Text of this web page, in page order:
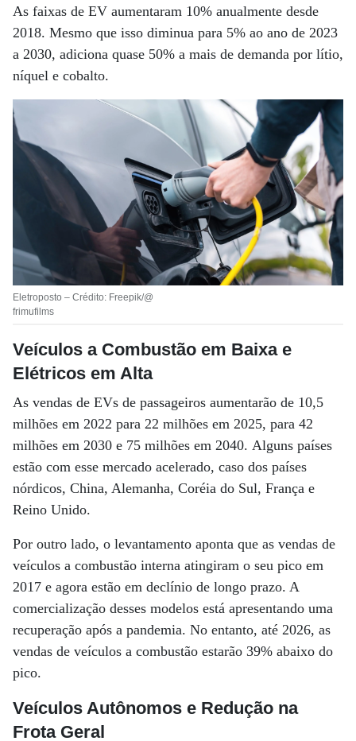
As faixas de EV aumentaram 10% anualmente desde
2018. Mesmo que isso diminua para 5% ao ano de 2023
a 2030, adiciona quase 50% a mais de demanda por lítio,
níquel e cobalto.
Eletroposto – Crédito: Freepik/@
frimufilms
Veículos a Combustão em Baixa e
Elétricos em Alta
As vendas de EVs de passageiros aumentarão de 10,5
milhões em 2022 para 22 milhões em 2025, para 42
milhões em 2030 e 75 milhões em 2040. Alguns países
estão com esse mercado acelerado, caso dos países
nórdicos, China, Alemanha, Coréia do Sul, França e
Reino Unido.
Por outro lado, o levantamento aponta que as vendas de
veículos a combustão interna atingiram o seu pico em
2017 e agora estão em declínio de longo prazo. A
comercialização desses modelos está apresentando uma
recuperação após a pandemia. No entanto, até 2026, as
vendas de veículos a combustão estarão 39% abaixo do
pico.
Veículos Autônomos e Redução na
Frota Geral